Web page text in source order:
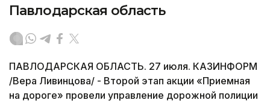
Павлодарская область
ПАВЛОДАРСКАЯ ОБЛАСТЬ. 27 июля. КАЗИНФОРМ
/Вера Ливинцова/ - Второй этап акции «Приемная
на дороге» провели управление дорожной полиции